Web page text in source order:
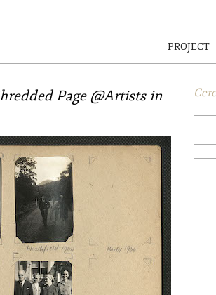
PROJECT
Page @Artists in